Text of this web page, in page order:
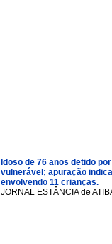
Idoso de 76 anos detido
vulnerável; apuração
envolvendo 11 crianças.
JORNAL ESTÂNCIA de